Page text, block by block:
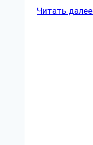
Читать далее